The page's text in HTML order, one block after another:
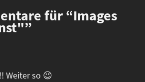
für “Images
Weiter so 😉